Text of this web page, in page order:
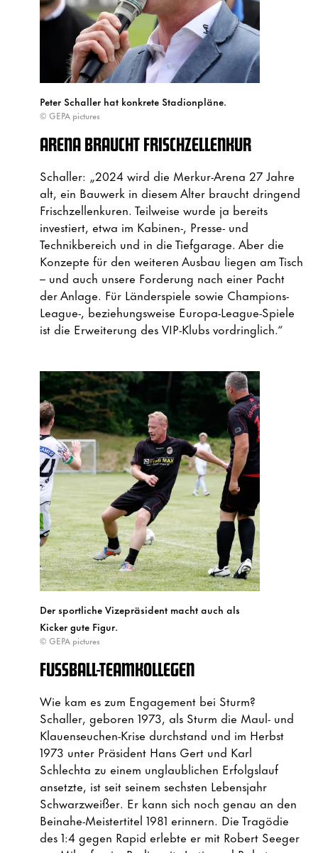
Peter Schaller hat konkrete Stadionpläne.
© GEPA pictures
ARENA BRAUCHT FRISCHZELLENKUR
Schaller: „2024 wird die Merkur-Arena 27 Jahre
alt, ein Bauwerk in diesem Alter braucht dringend
Frischzellenkuren. Teilweise wurde ja bereits
investiert, etwa im Kabinen-, Presse- und
Technikbereich und in die Tiefgarage. Aber die
Konzepte für den weiteren Ausbau liegen am Tisch
– und auch unsere Forderung nach einer Pacht
der Anlage. Für Länderspiele sowie Champions-
League-, beziehungsweise Europa-League-Spiele
ist die Erweiterung des VIP-Klubs vordringlich.“
Der sportliche Vizepräsident macht auch als
Kicker gute Figur.
© GEPA pictures
FUSSBALL-TEAMKOLLEGEN
Wie kam es zum Engagement bei Sturm?
Schaller, geboren 1973, als Sturm die Maul- und
Klauenseuchen-Krise durchstand und im Herbst
1973 unter Präsident Hans Gert und Karl
Schlechta zu einem unglaublichen Erfolgslauf
ansetzte, ist seit seinem sechsten Lebensjahr
Schwarzweißer. Er kann sich noch genau an den
Beinahe-Meistertitel 1981 erinnern. Die Tragödie
des 1:4 gegen Rapid erlebte er mit Robert Seeger